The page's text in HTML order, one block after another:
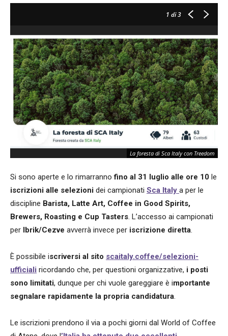
1 di 3
La foresta di Sca Italy con Treedom
Si sono aperte e lo rimarranno fino al 31 luglio alle ore 10 le
iscrizioni alle selezioni dei campionati Sca Italy a per le
discipline Barista, Latte Art, Coffee in Good Spirits,
Brewers, Roasting e Cup Tasters. L’accesso ai campionati
per Ibrik/Cezve avverrà invece per iscrizione diretta.
È possibile iscriversi al sito scaitaly.coffee/selezioni-
ufficiali ricordando che, per questioni organizzative, i posti
sono limitati, dunque per chi vuole gareggiare è importante
segnalare rapidamente la propria candidatura.
Le iscrizioni prendono il via a pochi giorni dal World of Coffee